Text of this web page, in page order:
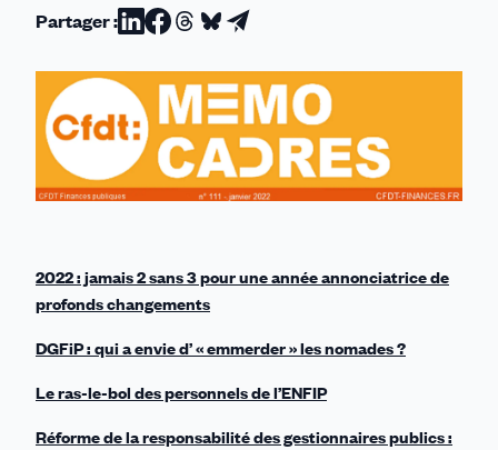
Partager :Partager
sur
Linkedin
Partager
sur
Facebook
Partager
sur
Threads
Partager
sur
Bluesky
Partager
par
email
2022 : jamais 2 sans 3 pour une année annonciatrice de
profonds changements
DGFiP : qui a envie d’ « emmerder » les nomades ?
Le ras-le-bol des personnels de l’ENFIP
Réforme de la responsabilité des gestionnaires publics :